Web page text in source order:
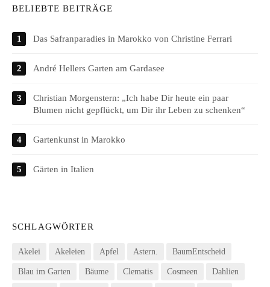
BELIEBTE BEITRÄGE
Das Safranparadies in Marokko von Christine Ferrari
André Hellers Garten am Gardasee
Christian Morgenstern: „Ich habe Dir heute ein paar
Blumen nicht gepflückt, um Dir ihr Leben zu schenken“
Gartenkunst in Marokko
Gärten in Italien
SCHLAGWÖRTER
Akelei Akeleien Apfel Astern. BaumEntscheid
Blau im Garten Bäume Clematis Cosmeen Dahlien